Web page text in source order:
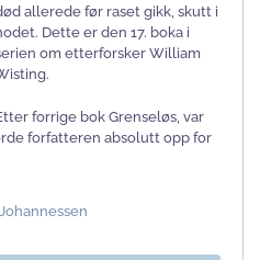
allerede før raset gikk, skutt i
Dette er den 17. boka i
om etterforsker William
forrige bok Grenseløs, var
forfatteren absolutt opp for